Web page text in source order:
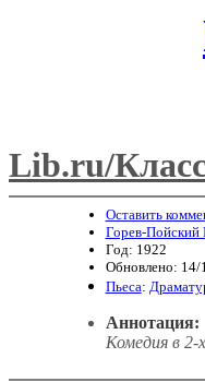
Lib.ru/
Оставить
Горев-
Год: 1922
Обновлено: 14/
Пьеса:
Аннотация:
Комедия в 2-